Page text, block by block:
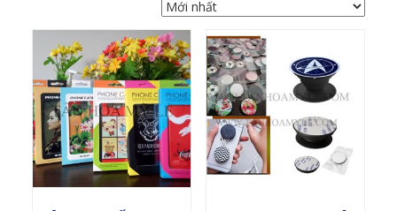
xếp
mới
nhất